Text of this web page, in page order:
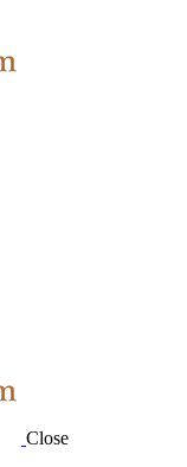
Close